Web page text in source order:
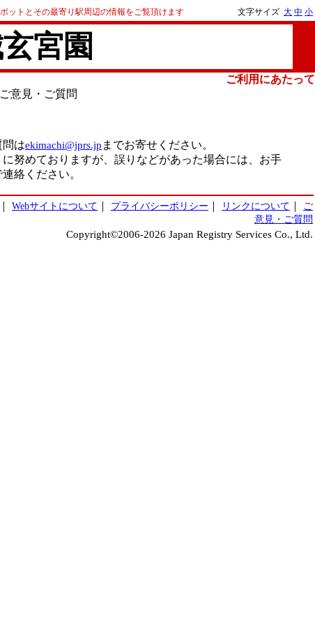
ットとその最寄り駅周辺の情報をご覧頂けます 文字サイズ 大 中 小
宮園
ご利用にあたって
意見・ご質問
問はekimachi@jprs.jp までお寄せください。
努めておりますが、誤りなどがあった場合には、お手
絡ください。
Webサイトについて プライバシーポリシー リンクについて
ご
意見・ご質問
Copyright©2006-2026 Japan Registry Services Co., Ltd.